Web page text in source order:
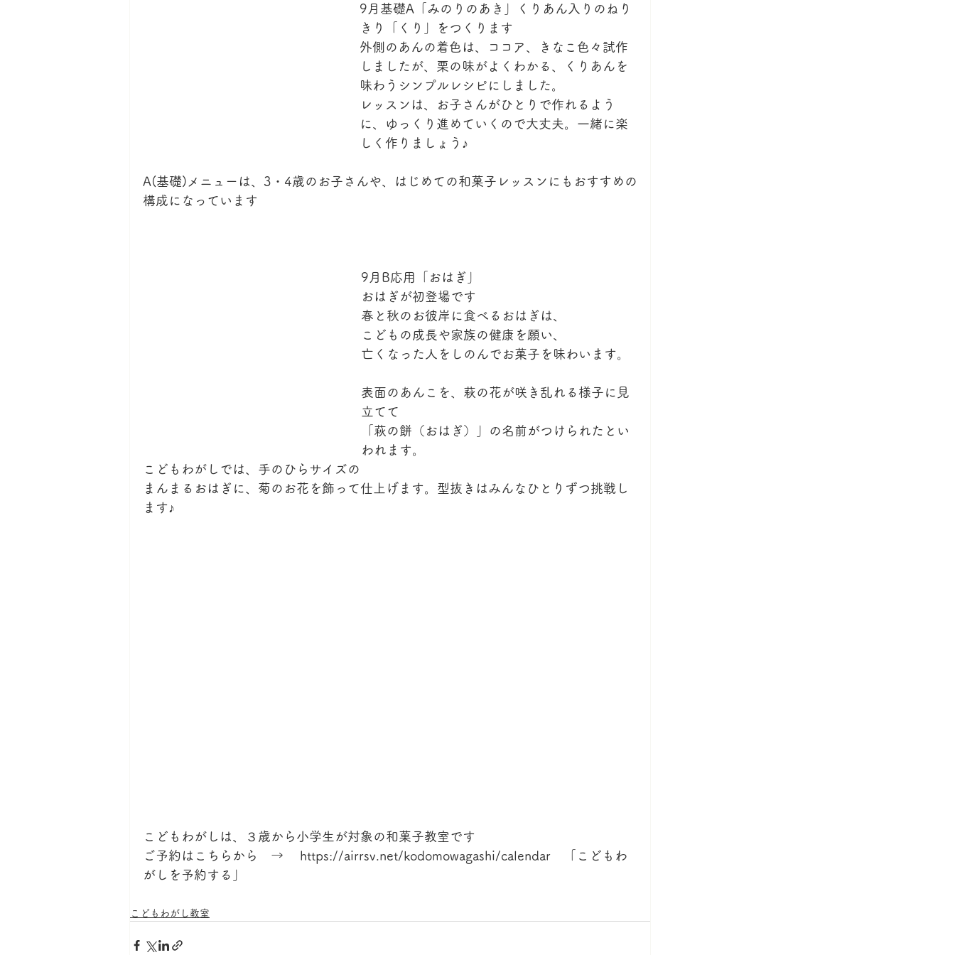
9月基礎A「みのりのあき」くりあん入りのねり
きり「くり」をつくります
外側のあんの着色は、ココア、きなこ色々試作
しましたが、栗の味がよくわかる、くりあんを
味わうシンプルレシピにしました。
レッスンは、お子さんがひとりで作れるよう
に、ゆっくり進めていくので大丈夫。一緒に楽
しく作りましょう♪
A(基礎)メニューは、3・4歳のお子さんや、はじめての和菓子レッスンにもおすすめの
構成になっています
9月B応用「おはぎ」
おはぎが初登場です
春と秋のお彼岸に食べるおはぎは、
こどもの成長や家族の健康を願い、
亡くなった人をしのんでお菓子を味わいます。
表面のあんこを、萩の花が咲き乱れる様子に見
立てて
「萩の餅（おはぎ）」の名前がつけられたとい
われます。
こどもわがしでは、手のひらサイズの
まんまるおはぎに、菊のお花を飾って仕上げます。型抜きはみんなひとりずつ挑戦し
ます♪
こどもわがしは、３歳から小学生が対象の和菓子教室です
ご予約はこちらから　→ 　https://airrsv.net/kodomowagashi/calendar　「こどもわ
がしを予約する」
こどもわがし教室